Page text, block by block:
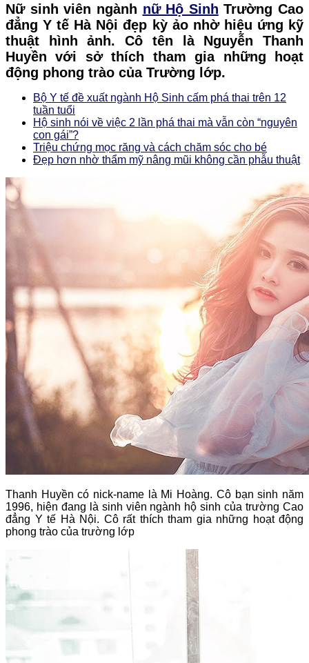
Nữ sinh viên ngành nữ Hộ Sinh Trường Cao
đẳng Y tế Hà Nội đẹp kỳ ảo nhờ hiệu ứng kỹ
thuật hình ảnh. Cô tên là Nguyễn Thanh
Huyền với sở thích tham gia những hoạt
động phong trào của Trường lớp.
Bộ Y tế đề xuất ngành Hộ Sinh cấm phá thai trên 12
tuần tuổi
Hộ sinh nói về việc 2 lần phá thai mà vẫn còn “nguyên
con gái”?
Triệu chứng mọc răng và cách chăm sóc cho bé
Đẹp hơn nhờ thẩm mỹ nâng mũi không cần phẫu thuật
Thanh Huyền có nick-name là Mi Hoàng. Cô bạn sinh năm
1996, hiện đang là sinh viên ngành hộ sinh của trường Cao
đẳng Y tế Hà Nội. Cô rất thích tham gia những hoạt động
phong trào của trường lớp